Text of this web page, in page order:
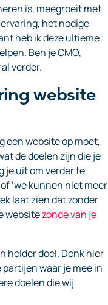
is, meegroeit met
het nodige
heb ik deze ultieme
Ben je CMO,
verder.
website
een website op moet,
de doelen zijn die je
je uit om verder te
‘we kunnen niet meer
laat zien dat zonder
websitezonde van je
helder doel. Denk hier
waar je mee in
doelen die wij